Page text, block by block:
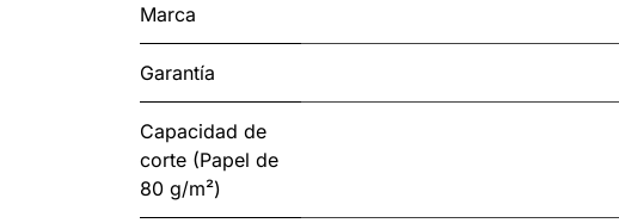
Marca
Garantía
Capacidad de
corte (Papel de
80 g/m²)